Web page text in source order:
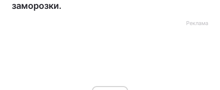
заморозки.
Реклама